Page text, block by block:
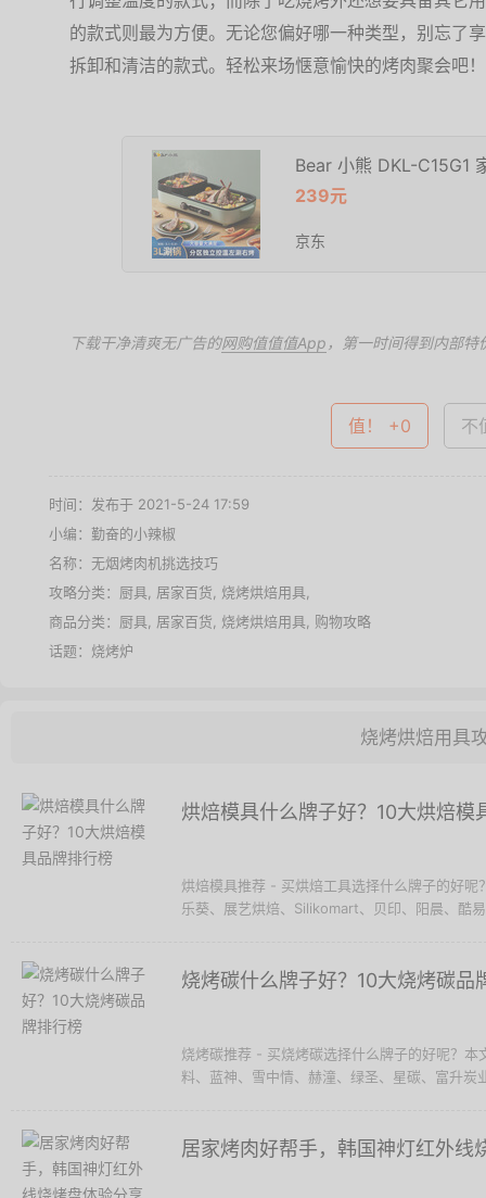
的款式则最为方便。无论您偏好哪一种类型，别忘了
拆卸和清洁的款式。轻松来场惬意愉快的烤肉聚会吧！
Bear 小熊 DKL-C15G1
239元
京东
下载干净清爽无广告的网购值值值App ，第一时间得到内部特
值！ +0 不
时间：发布于 2021-5-24 17:59
小编：勤奋的小辣椒
名称： 无烟烤肉机挑选技巧
攻略分类： 厨具 居家百货 烧烤烘焙用具
商品分类： 厨具 居家百货 烧烤烘焙用具 购物攻略
话题： 烧烤炉
烧烤烘焙用具
烘焙模具什么牌子好？10大烘焙模
烘焙模具推荐 - 买烘焙工具选择什么牌子的好
乐葵、展艺烘焙、Silikomart、贝印、阳晨、酷
烧烤碳什么牌子好？10大烧烤碳品
烧烤碳推荐 - 买烧烤碳选择什么牌子的好呢？
料、蓝神、雪中情、赫潼、绿圣、星碳、富升
居家烤肉好帮手，韩国神灯红外线